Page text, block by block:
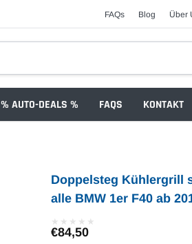
FAQs Blog Über
% AUTO-DEALS % FAQS KONTAKT
Doppelsteg Kühlergrill
alle BMW 1er F40 ab
★
★ ★
★ ★
★ ★
★ ★
★
€84,50